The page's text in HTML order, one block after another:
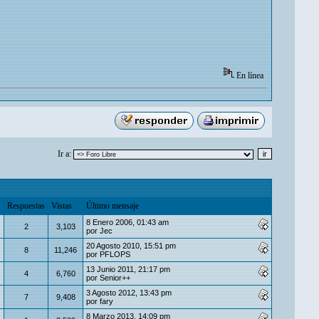
En línea
Ir a:
Respuestas Vistas Último mensaje
2 3,103
8 Enero 2006, 01:43 am
por Jec
8 11,246
20 Agosto 2010, 15:51 pm
por PFLOPS
4 6,760
13 Junio 2011, 21:17 pm
por Senior++
7 9,408
3 Agosto 2012, 13:43 pm
por fary
8 Marzo 2013, 14:09 pm